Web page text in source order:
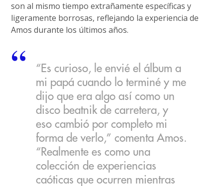
son al mismo tiempo extrañamente específicas y
ligeramente borrosas, reflejando la experiencia de
Amos durante los últimos años.
“Es curioso, le envié el álbum a
mi papá cuando lo terminé y me
dijo que era algo así como un
disco beatnik de carretera, y
eso cambió por completo mi
forma de verlo,” comenta Amos.
“Realmente es como una
colección de experiencias
caóticas que ocurren mientras